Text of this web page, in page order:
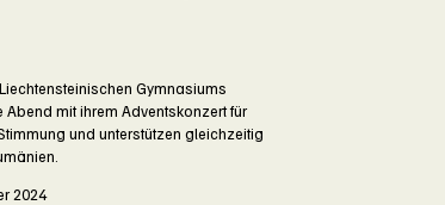
Gymnasiums
Abend mit ihrem Adventskonzert für
und unterstützen gleichzeitig
2024